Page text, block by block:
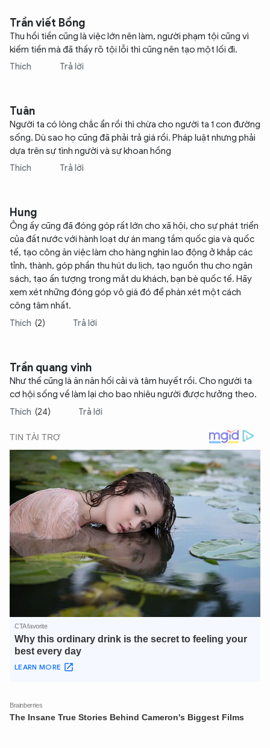
Trần viết Bồng
Thu hồi tiền cũng là việc lớn nên làm, người phạm tội cũng vì
kiếm tiền mà đã thấy rõ tội lỗi thì cũng nên tạo một lối đi.
Thích Trả lời
Tuân
Người ta có lòng chắc ẩn rồi thì chừa cho người ta 1 con đường
sống. Dù sao họ cũng đã phải trả giá rồi. Pháp luật nhưng phải
dựa trên sự tình người và sự khoan hồng
Thích Trả lời
Hung
Ông ấy cũng đã đóng góp rất lớn cho xã hội, cho sự phát triển
của đất nước với hành loạt dự án mang tầm quốc gia và quốc
tế, tạo công ăn việc làm cho hàng nghìn lao động ở khắp các
tỉnh, thành, góp phần thu hút du lịch, tạo nguồn thu cho ngân
sách, tạo ấn tượng trong mắt du khách, bạn bè quốc tế. Hãy
xem xét những đóng góp vô giá đó để phán xét một cách
công tâm nhất.
Thích (2) Trả lời
Trần quang vinh
Như thế cũng là ăn năn hối cải và tâm huyết rồi. Cho người ta
cơ hội sống về làm lại cho bao nhiêu người được hưởng theo.
Thích (24) Trả lời
Hãy hỏi tôi bất kỳ điều gì bạn cần biết về
An Ninh Thủ Đô nhé. Tôi sẵn sàng hỗ trợ!